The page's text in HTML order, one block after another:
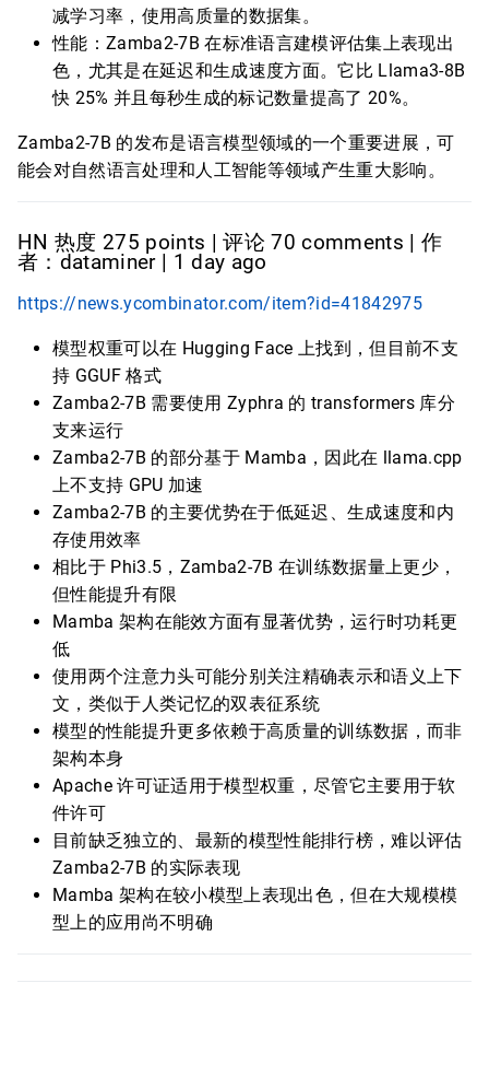
减学习率，使用高质量的数据集。
性能：Zamba2-7B 在标准语言建模评估集上表现出
色，尤其是在延迟和生成速度方面。它比 Llama3-8B
快 25% 并且每秒生成的标记数量提高了 20%。
Zamba2-7B 的发布是语言模型领域的一个重要进展，可
能会对自然语言处理和人工智能等领域产生重大影响。
HN 热度 275 points | 评论 70 comments | 作
者：dataminer | 1 day ago
https://news.ycombinator.com/item?id=41842975
模型权重可以在 Hugging Face 上找到，但目前不支
持 GGUF 格式
Zamba2-7B 需要使用 Zyphra 的 transformers 库分
支来运行
Zamba2-7B 的部分基于 Mamba，因此在 llama.cpp
上不支持 GPU 加速
Zamba2-7B 的主要优势在于低延迟、生成速度和内
存使用效率
相比于 Phi3.5，Zamba2-7B 在训练数据量上更少，
但性能提升有限
Mamba 架构在能效方面有显著优势，运行时功耗更
低
使用两个注意力头可能分别关注精确表示和语义上下
文，类似于人类记忆的双表征系统
模型的性能提升更多依赖于高质量的训练数据，而非
架构本身
Apache 许可证适用于模型权重，尽管它主要用于软
件许可
目前缺乏独立的、最新的模型性能排行榜，难以评估
Zamba2-7B 的实际表现
Mamba 架构在较小模型上表现出色，但在大规模模
型上的应用尚不明确